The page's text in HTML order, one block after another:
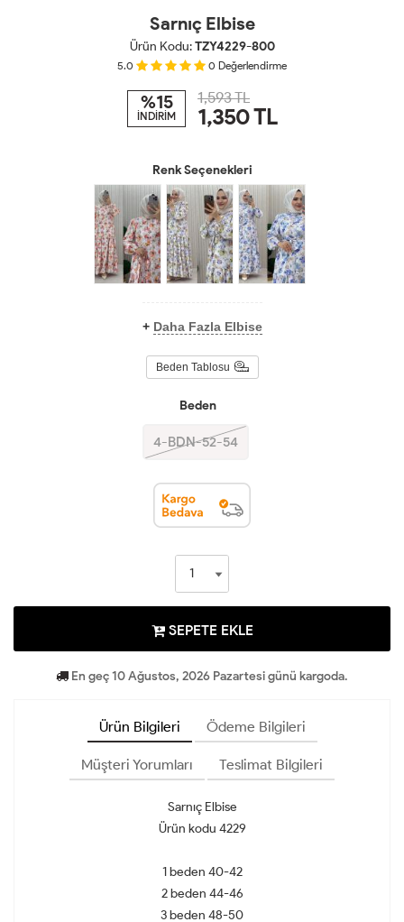
Sarnıç Elbise
Ürün Kodu:TZY4229-800
5.0 0 Değerlendirme
%15
İNDİRİM
1,593 TL
1,350TL
Renk Seçenekleri
+ Daha Fazla Elbise
Beden Tablosu
Beden
4-BDN-52-54
SEPETE EKLE
En geç 10 Ağustos, 2026 Pazartesi günü kargoda.
Ürün Bilgileri Ödeme Bilgileri
Müşteri Yorumları Teslimat Bilgileri
Sarnıç Elbise
Ürün kodu 4229
1 beden 40-42
2 beden 44-46
3 beden 48-50